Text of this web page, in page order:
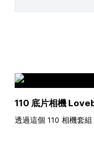
110 底片相機
透過這個 110 相機套